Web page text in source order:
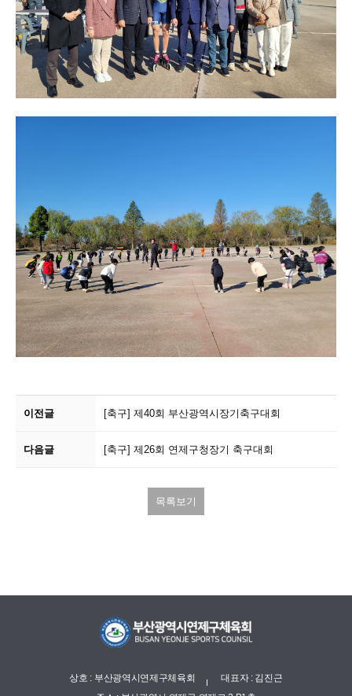
이전글 [축구] 제40회 부산광역시장기축구대회
다음글 [축구] 제26회 연제구청장기 축구대회
목록보기
상호 : 부산광역시연제구체육회
대표자 : 김진근